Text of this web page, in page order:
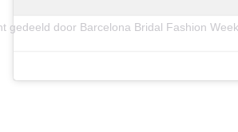
gedeeld door Barcelona Bridal Fashion